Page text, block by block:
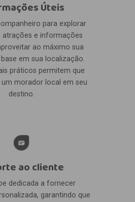
Úteis
para explorar
atrações e informações
ao máximo sua
em sua localização.
práticos permitem que
morador local em seu
destino.
ao cliente
dedicada a fornecer
garantindo que